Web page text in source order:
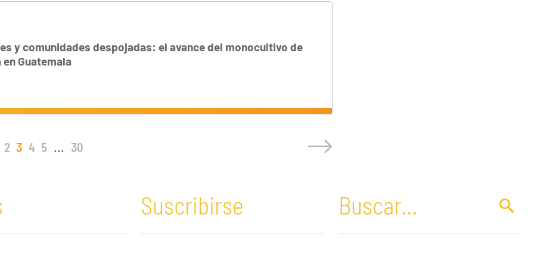
y comunidades despojadas: el avance del monocultivo de
Guatemala
2 3 4 5 ... 30
Suscribirse